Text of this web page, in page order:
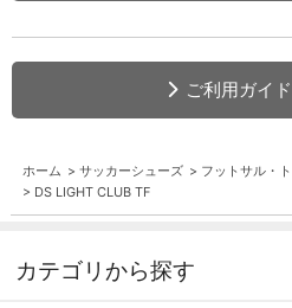
ご利用ガイ
ホーム > サッカーシューズ > フットサル・
> DS LIGHT CLUB TF
カテゴリから探す